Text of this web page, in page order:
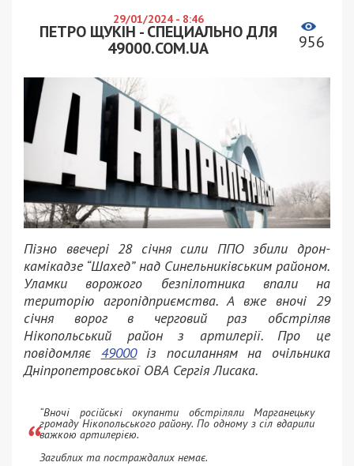
29/01/2024 - 8:46
ПЕТРО ЩУКІН - СПЕЦИАЛЬНО ДЛЯ
49000.COM.UA
956
Пізно ввечері 28 січня сили ППО збили дрон-
камікадзе “Шахед” над Синельниківським районом.
Уламки ворожого безпілотника впали на
територію агропідприємства. А вже вночі 29
січня ворог в черговий раз обстріляв
Нікопольський район з артилерії. Про це
повідомляє 49000із посиланням на очільника
Дніпропетровської ОВА Сергія Лисака.
“Вночі російські окупанти обстріляли Марганецьку
громаду Нікопольського району. По одному з сіл вдарили
важкою артилерією.
Загиблих та постраждалих немає.